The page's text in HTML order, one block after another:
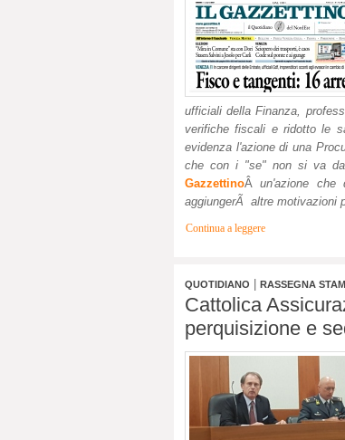
ufficiali della Finanza,
verifiche fiscali e ridotto le
evidenza l'azione di una
che con i "se" non si va
GazzettinoÂun'azione
aggiungerÃ altre motivazioni
Continua a leggere
QUOTIDIANO RASSEGNA
Cattolica
perquisizione e